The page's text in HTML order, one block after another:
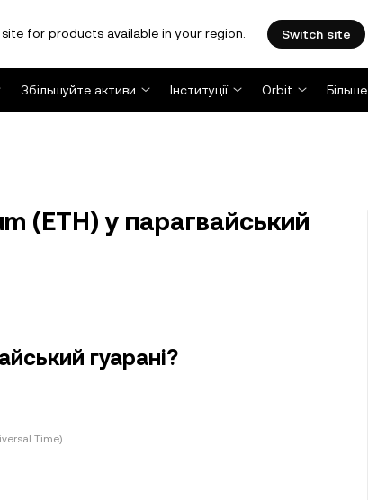
for products available in your region. Switch site
Збільшуйте активи Інституції Orbit Більше
(ETH) у парагвайський
гуарані?
Time)